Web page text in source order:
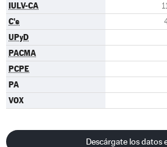
IULV-CA
C's
UPyD
PACMA
PCPE
PA
VOX
Descárgate los datos